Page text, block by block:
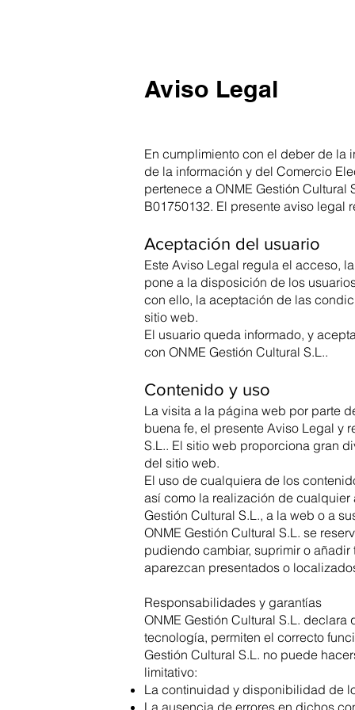
Aviso Legal
En cumplimiento con el deber de la
de la información y del Comercio
pertenece a ONME Gestión
B01750132. El presente aviso legal
Aceptación del usuario
Este Aviso Legal regula el acceso,
pone a la disposición de los
con ello, la aceptación de las
sitio web.
El usuario queda informado, y
con ONME Gestión Cultural S.L..
Contenido y uso
La visita a la página web por parte
buena fe, el presente Aviso Legal y
S.L.. El sitio web proporciona gran
del sitio web.
El uso de cualquiera de los
así como la realización de
Gestión Cultural S.L., a la web o a
ONME Gestión Cultural S.L. se
pudiendo cambiar, suprimir o
aparezcan presentados o
Responsabilidades y garantías
ONME Gestión Cultural S.L.
tecnología, permiten el correcto
Gestión Cultural S.L. no puede
limitativo:
La continuidad y disponibilidad de
La ausencia de errores en dichos